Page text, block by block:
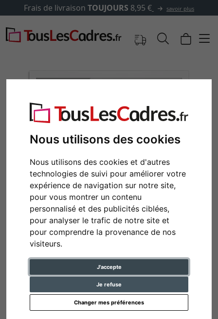
Nous utilisons des cookies
Nous utilisons des cookies et d'autres
technologies de suivi pour améliorer votre
expérience de navigation sur notre site,
pour vous montrer un contenu
personnalisé et des publicités ciblées,
pour analyser le trafic de notre site et
pour comprendre la provenance de nos
visiteurs.
J'accepte
Je refuse
Changer mes préférences
✓500 000 articles au choix
Retour